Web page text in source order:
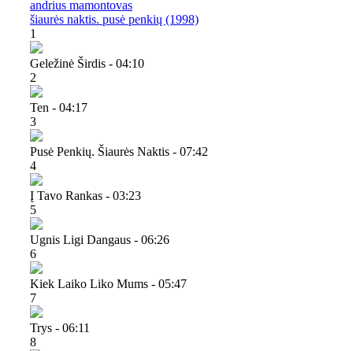
andrius mamontovas
šiaurės naktis. pusė penkių (1998)
1
Geležinė Širdis - 04:10
2
Ten - 04:17
3
Pusė Penkių. Šiaurės Naktis - 07:42
4
Į Tavo Rankas - 03:23
5
Ugnis Ligi Dangaus - 06:26
6
Kiek Laiko Liko Mums - 05:47
7
Trys - 06:11
8